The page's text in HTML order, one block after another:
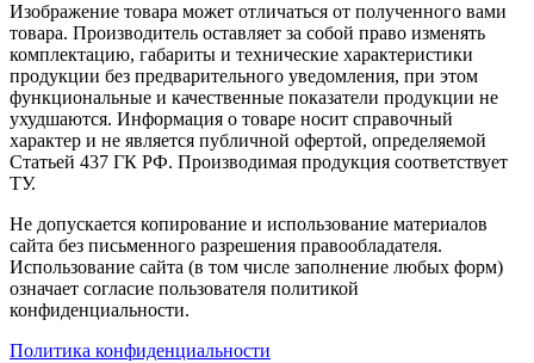
Изображение товара может отличаться от полученного вами
товара. Производитель оставляет за собой право изменять
комплектацию, габариты и технические характеристики
продукции без предварительного уведомления, при этом
функциональные и качественные показатели продукции не
ухудшаются. Информация о товаре носит справочный
характер и не является публичной офертой, определяемой
Статьей 437 ГК РФ. Производимая продукция соответствует
ТУ.
Не допускается копирование и использование материалов
сайта без письменного разрешения правообладателя.
Использование сайта (в том числе заполнение любых форм)
означает согласие пользователя политикой
конфиденциальности.
Политика конфиденциальности